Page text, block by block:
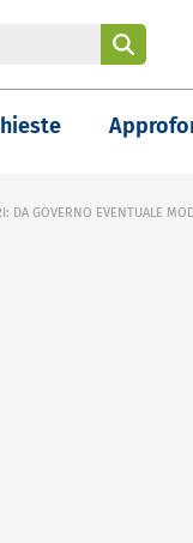
DA GOVERNO EVENTUALE